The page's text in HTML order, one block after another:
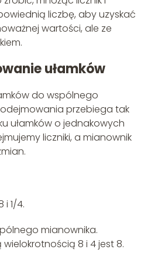
liczbę, aby uzyskać
wartości, ale ze
ułamków
do wspólnego
przebiega tak
ułamków o jednakowych
liczniki, a mianownik
i 1/4.
mianownika.
8 i 4 jest 8.